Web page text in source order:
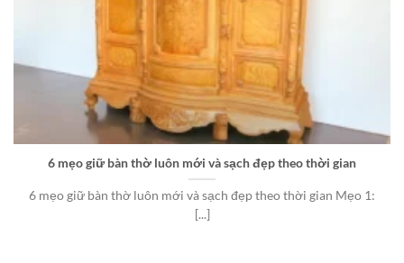
6 mẹo giữ bàn thờ luôn mới và sạch đẹp theo thời gian
6 mẹo giữ bàn thờ luôn mới và sạch đẹp theo thời gian Mẹo 1:
[...]